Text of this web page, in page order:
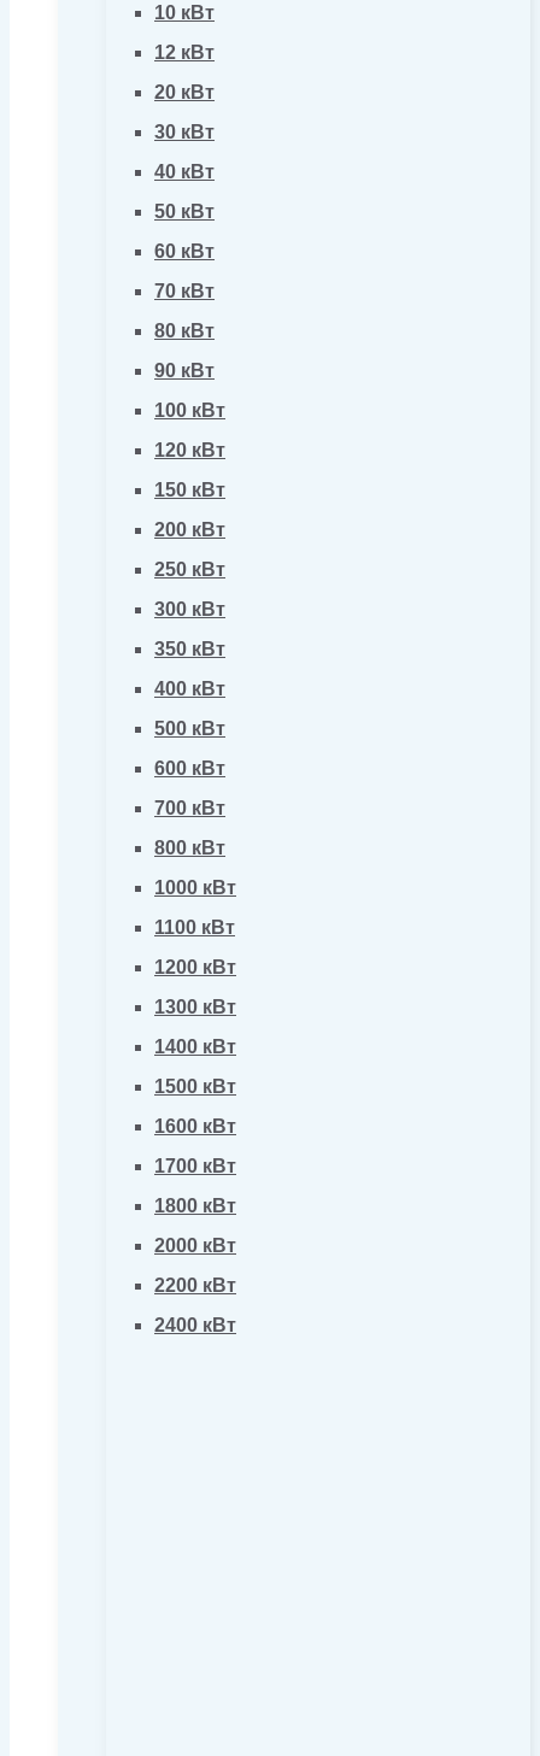
10 кВт
12 кВт
20 кВт
30 кВт
40 кВт
50 кВт
60 кВт
70 кВт
80 кВт
90 кВт
100 кВт
120 кВт
150 кВт
200 кВт
250 кВт
300 кВт
350 кВт
400 кВт
500 кВт
600 кВт
700 кВт
800 кВт
1000 кВт
1100 кВт
1200 кВт
1300 кВт
1400 кВт
1500 кВт
1600 кВт
1700 кВт
1800 кВт
2000 кВт
2200 кВт
2400 кВт